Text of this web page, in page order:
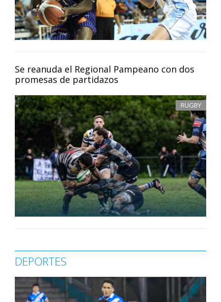
Se reanuda el Regional Pampeano con dos
promesas de partidazos
RUGBY
DEPORTES